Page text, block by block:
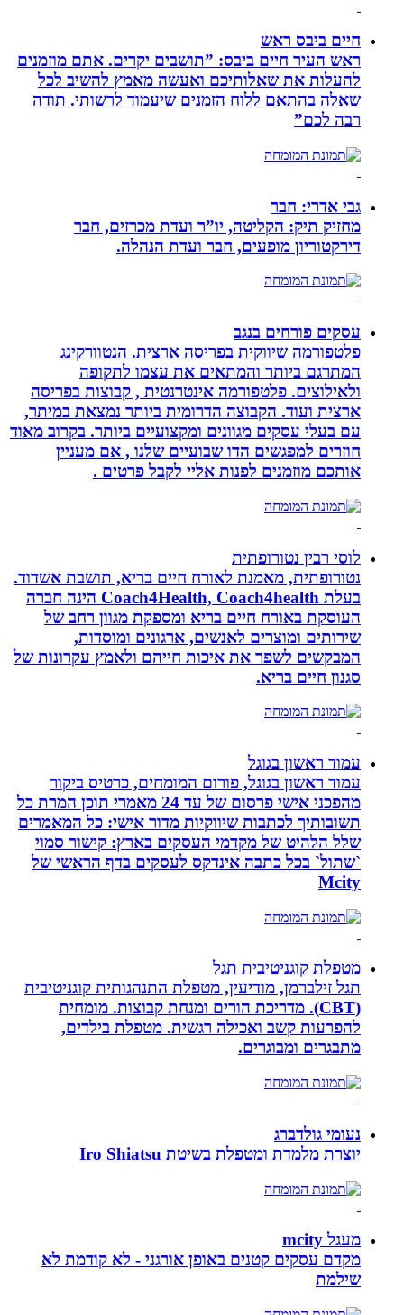
חיים ביבס ראש
ראש העיר חיים ביבס: ”תושבים יקרים. אתם מוזמנים
להעלות את שאלותיכם ואעשה מאמץ להשיב לכל
שאלה בהתאם ללוח הזמנים שיעמוד לרשותי. תודה
רבה לכם”
גבי אדרי: חבר
מחזיק תיק: הקליטה, יו”ר ועדת מכרזים, חבר
דירקטוריון מופעים, חבר ועדת הנהלה.
עסקים פורחים בנגב
פלטפורמה שיווקית בפריסה ארצית. הנטוורקינג
המתרגם ביותר והמתאים את עצמו לתקופה
ולאילוצים. פלטפורמה אינטרנטית , קבוצות בפריסה
ארצית ועוד. הקבוצה הדרומית ביותר נמצאת במיתר,
עם בעלי עסקים מגוונים ומקצועיים ביותר. בקרוב מאוד
חוזרים למפגשים הדו שבועיים שלנו , אם מעניין
אותכם מוזמנים לפנות אליי לקבל פרטים .
לוסי רבין נטורופתית
נטורופתית, מאמנת לאורח חיים בריא, תושבת אשדוד.
בעלת Coach4Health, Coach4health הינה חברה
העוסקת באורח חיים בריא ומספקת מגוון רחב של
שירותים ומוצרים לאנשים, ארגונים ומוסדות,
המבקשים לשפר את איכות חייהם ולאמץ עקרונות של
סגנון חיים בריא.
עמוד ראשון בגוגל
עמוד ראשון בגוגל, פורום המומחים, כרטיס ביקור
מהפכני אישי פרסום של עד 24 מאמרי תוכן המרת כל
תשובותיך לכתבות שיווקיות מדור אישי: כל המאמרים
שלל הלהיט של מקדמי העסקים בארץ: קישור סמוי
`שתול` בכל כתבה אינדקס לעסקים בדף הראשי של
Mcity
מטפלת קוגניטיבית תגל
תגל זילברמן, מודיעין, מטפלת התנהגותית קוגניטיבית
(CBT). מדריכת הורים ומנחת קבוצות. מומחית
להפרעות קשב ואכילה רגשית. מטפלת בילדים,
מתבגרים ומבוגרים.
נעומי גולדברג
יוצרת מלמדת ומטפלת בשיטת Iro Shiatsu
מעגל mcity
מקדם עסקים קטנים באופן אורגני - לא קודמת לא
שילמת